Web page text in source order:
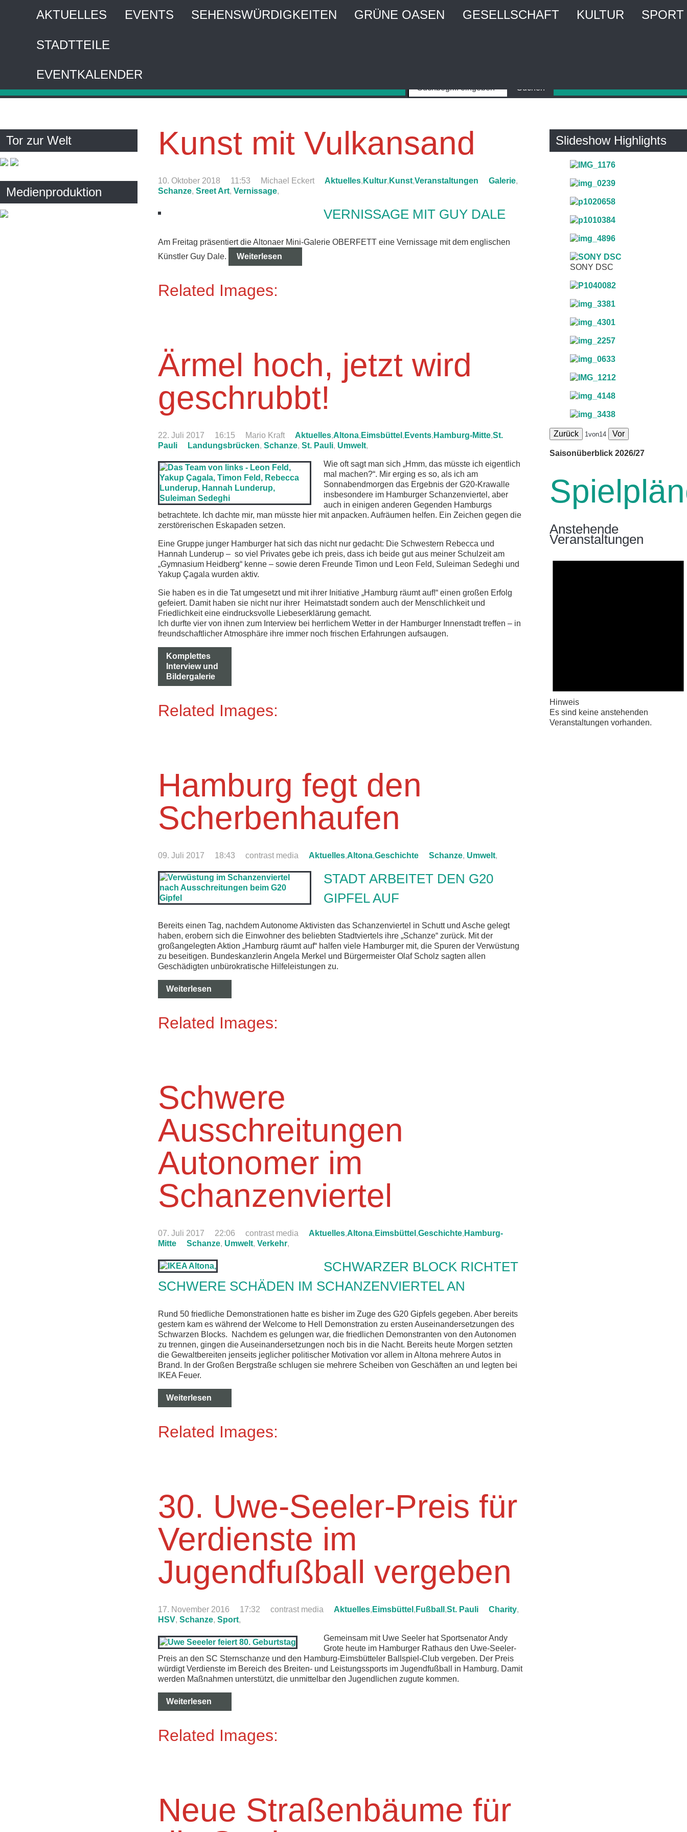
AKTUELLES EVENTS SEHENSWÜRDIGKEITEN GRÜNE OASEN GESELLSCHAFT KULTUR SPORT
STADTTEILE
EVENTKALENDER
Kunst mit Vulkansand
10. Oktober 2018 11:53 Michael Eckert Aktuelles, Kultur, Kunst,Veranstaltungen Galerie,
Schanze, Sreet Art, Vernissage,
VERNISSAGE MIT GUY DALE
Am Freitag präsentiert die Altonaer Mini-Galerie OBERFETT eine Vernissage mit dem englischen
Künstler Guy Dale.
Weiterlesen
Related Images:
Ärmel hoch, jetzt wird
geschrubbt!
22. Juli 2017 16:15 Mario Kraft Aktuelles,Altona, Eimsbüttel , Events, Hamburg-Mitte,St.
Pauli
Landungsbrücken, Schanze, St. Pauli, Umwelt,
Wie oft sagt man sich „Hmm, das müsste ich eigentlich
mal machen?“. Mir erging es so, als ich am
Sonnabendmorgen das Ergebnis der G20-Krawalle
insbesondere im Hamburger Schanzenviertel, aber
auch in einigen anderen Gegenden Hamburgs
betrachtete. Ich dachte mir, man müsste hier mit anpacken. Aufräumen helfen. Ein Zeichen gegen die
zerstörerischen Eskapaden setzen.
Eine Gruppe junger Hamburger hat sich das nicht nur gedacht: Die Schwestern Rebecca und
Hannah Lunderup – so viel Privates gebe ich preis, dass ich beide gut aus meiner Schulzeit am
„Gymnasium Heidberg“ kenne – sowie deren Freunde Timon und Leon Feld, Suleiman Sedeghi und
Yakup Çagala wurden aktiv.
Sie haben es in die Tat umgesetzt und mit ihrer Initiative „Hamburg räumt auf!“ einen großen Erfolg
gefeiert. Damit haben sie nicht nur ihrer Heimatstadt sondern auch der Menschlichkeit und
Friedlichkeit eine eindrucksvolle Liebeserklärung gemacht.
Ich durfte vier von ihnen zum Interview bei herrlichem Wetter in der Hamburger Innenstadt treffen – in
freundschaftlicher Atmosphäre ihre immer noch frischen Erfahrungen aufsaugen.
Komplettes
Interview und
Bildergalerie
Related Images:
Hamburg fegt den
Scherbenhaufen
09. Juli 2017 18:43 contrast media Aktuelles,Altona,Geschichte Schanze, Umwelt,
STADT ARBEITET DEN G20
GIPFEL AUF
Bereits einen Tag, nachdem Autonome Aktivisten das Schanzenviertel in Schutt und Asche gelegt
haben, erobern sich die Einwohner des beliebten Stadtviertels ihre „Schanze“ zurück. Mit der
großangelegten Aktion „Hamburg räumt auf“ halfen viele Hamburger mit, die Spuren der Verwüstung
zu beseitigen. Bundeskanzlerin Angela Merkel und Bürgermeister Olaf Scholz sagten allen
Geschädigten unbürokratische Hilfeleistungen zu.
Weiterlesen
Related Images:
Schwere
Ausschreitungen
Autonomer im
Schanzenviertel
07. Juli 2017 22:06 contrast media Aktuelles,Altona, Eimsbüttel ,Geschichte, Hamburg-
Mitte
Schanze, Umwelt, Verkehr,
SCHWARZER BLOCK RICHTET
SCHWERE SCHÄDEN IM SCHANZENVIERTEL AN
Rund 50 friedliche Demonstrationen hatte es bisher im Zuge des G20 Gipfels gegeben. Aber bereits
gestern kam es während der Welcome to Hell Demonstration zu ersten Auseinandersetzungen des
Schwarzen Blocks. Nachdem es gelungen war, die friedlichen Demonstranten von den Autonomen
zu trennen, gingen die Auseinandersetzungen noch bis in die Nacht. Bereits heute Morgen setzten
die Gewaltbereiten jenseits jeglicher politischer Motivation vor allem in Altona mehrere Autos in
Brand. In der Großen Bergstraße schlugen sie mehrere Scheiben von Geschäften an und legten bei
IKEA Feuer.
Weiterlesen
Related Images:
30. Uwe-Seeler-Preis für
Verdienste im
Jugendfußball vergeben
17. November 2016 17:32 contrast media Aktuelles, Eimsbüttel , Fußball ,St. Pauli Charity,
HSV, Schanze, Sport,
Gemeinsam mit Uwe Seeler hat Sportsenator Andy
Grote heute im Hamburger Rathaus den Uwe-Seeler-
Preis an den SC Sternschanze und den Hamburg-Eimsbütteler Ballspiel-Club vergeben. Der Preis
würdigt Verdienste im Bereich des Breiten- und Leistungssports im Jugendfußball in Hamburg. Damit
werden Maßnahmen unterstützt, die unmittelbar den Jugendlichen zugute kommen.
Weiterlesen
Related Images:
Neue Straßenbäume für
Tor zur Welt
Medienproduktion
Slideshow Highlights
SONY DSC
Zurück 1von14 Vor
Saisonüberblick 2026/27
Anstehende
Veranstaltungen
Hinweis
Es sind keine anstehenden
Veranstaltungen vorhanden.